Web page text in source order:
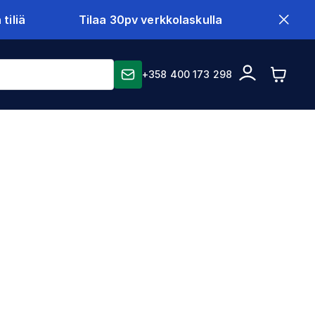
tiliä Tilaa 30pv verkkolaskulla
+358 400 173 298